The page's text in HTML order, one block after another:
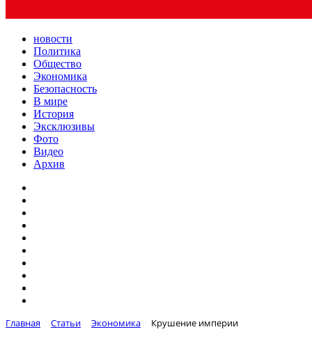
новости
Политика
Общество
Экономика
Безопасность
В мире
История
Эксклюзивы
Фото
Видео
Архив
Главная Статьи Экономика Крушение империи